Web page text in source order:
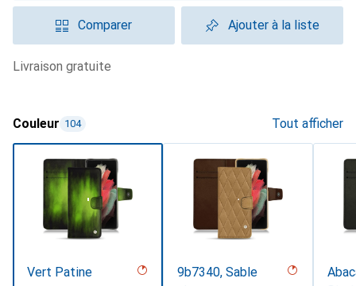
Comparer Ajouter à la liste
livraison gratuite
Couleur 104 Tout afficher
Vert Patine
9b7340, Sable